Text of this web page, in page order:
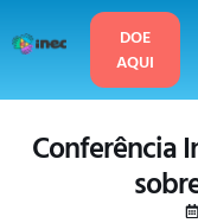
DOE
AQUI
Conferência